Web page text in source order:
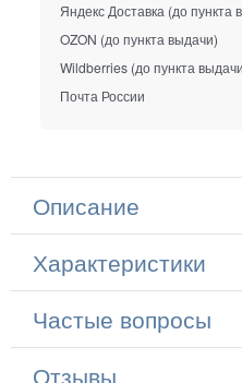
Яндекс Доставка (до пункта
OZON (до пункта выдачи)
Wildberries (до пункта
Почта России
Описание
Характеристики
Частые вопросы
Отзывы